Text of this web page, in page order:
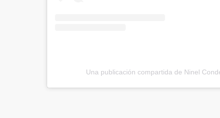
Una publicación compartida de Ninel